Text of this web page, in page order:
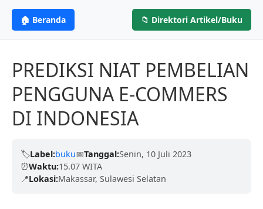
MI CV. MITRA ILMU
PENERBIT NASIONAL
Menerbitkan Ilmu,
Menginspirasi Dunia
Berdedikasi untuk menerbitkan karya tulis
berkualitas tinggi dari para akademisi, penulis,
Terbitkan Bukumu Sekarang
Kami telah dipercaya oleh ribuan penulis dengan
ramah.
Pelajari Lebih Lanjut
🏠 Beranda 📁 Direktori Artikel/Buku
PREDIKSI NIAT PEMBELIAN
PENGGUNA E-COMMERS
DI INDONESIA
🏷️Label:buku📅Tanggal:Senin, 10 Juli 2023
⏰Waktu:15.07 WITA
📍Lokasi:Makassar, Sulawesi Selatan